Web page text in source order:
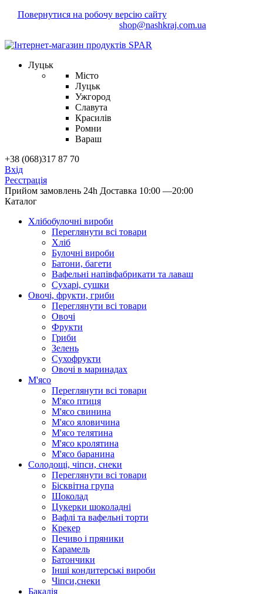
Повернутися на робочу версію сайтуМаєте зауваження?
shop@nashkraj.com.ua
Луцьк
Місто
Луцьк
Ужгород
Славута
Красилів
Ромни
Вараш
+38 (068)317 87 70
Вхід
Реєстрація
Прийом замовлень 24h Доставка 10:00 —20:00
Каталог
Хлібобулочні вироби
Переглянути всі товари
Хліб
Булочні вироби
Батони, багети
Вафельні напівфабрикати та лаваш
Сухарі, сушки
Овочі, фрукти, гриби
Переглянути всі товари
Овочі
Фрукти
Гриби
Зелень
Сухофрукти
Овочі в маринадах
М'ясо
Переглянути всі товари
М'ясо птиця
М'ясо свинина
М'ясо яловичина
М'ясо телятина
М'ясо кролятина
М'ясо баранина
Солодощі, чіпси, снеки
Переглянути всі товари
Бісквітна група
Шоколад
Цукерки шоколадні
Вафлі та вафельні торти
Крекер
Печиво і пряники
Карамель
Батончики
Інші кондитерські вироби
Чіпси,снеки
Бакалія